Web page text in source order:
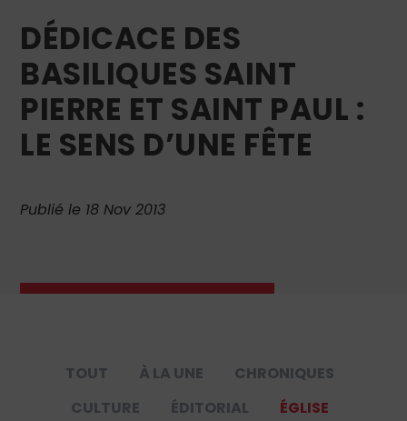
DÉDICACE DES
BASILIQUES SAINT
PIERRE ET SAINT PAUL :
LE SENS D’UNE FÊTE
Publié le 18 Nov 2013
TOUT À LA UNE
CHRONIQUES
CULTURE
ÉDITORIAL
ÉGLISE